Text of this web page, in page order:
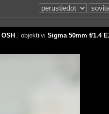
OSH . objektiivi Sigma 50mm f/1.4